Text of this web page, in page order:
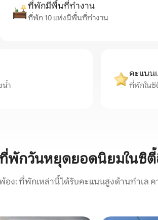
ที่พักมีพื้นที่ทำงาน
ที่พัก 10 แห่งมีพื้นที่ทำงาน
น้ำ
คะแนน
ที่พักในซิ
พักวันหยุดยอดนิยมในซิตี้
อง: ที่พักเหล่านี้ได้รับคะแนนสูงด้านทำเล